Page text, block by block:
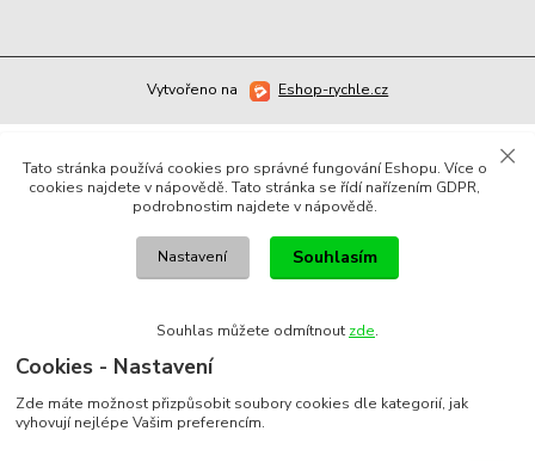
Vytvořeno na Eshop-rychle.cz
Tato stránka používá cookies pro správné fungování Eshopu. Více o
cookies najdete v nápovědě. Tato stránka se řídí nařízením GDPR,
podrobnostim najdete v nápovědě.
Nastavení Souhlasím
Souhlas můžete odmítnout zde.
Cookies - Nastavení
Zde máte možnost přizpůsobit soubory cookies dle kategorií, jak
vyhovují nejlépe Vašim preferencím.